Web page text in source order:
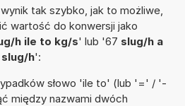
tak szybko, jak to możliwe,
wartość do konwersji jako
h ile to kg/s' lub '67 slug/h a
slug/h':
słowo 'ile to' (lub '=' / '-
między nazwami dwóch